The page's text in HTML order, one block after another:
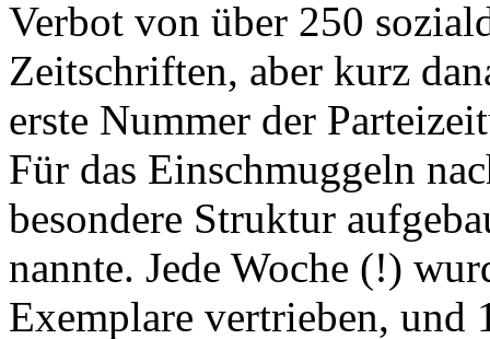
Verbot von über 250
Zeitschriften, aber kurz
erste Nummer der
Für das Einschmuggeln
besondere Struktur
nannte. Jede Woche (!)
Exemplare vertrieben, und